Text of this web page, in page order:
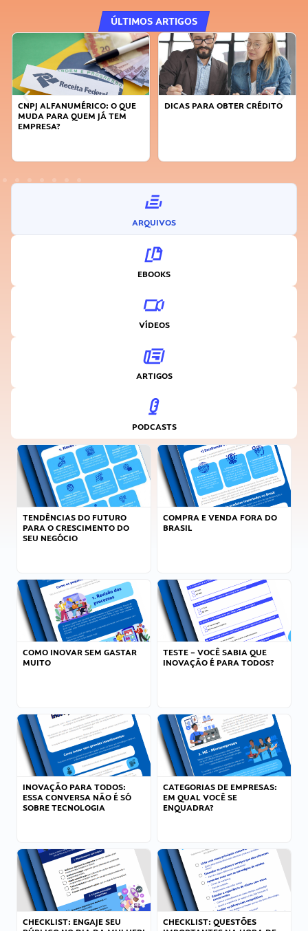
ÚLTIMOS ARTIGOS
DICAS PARA OBTER CRÉDITO
FAÇA A DIFERENÇA: SEJA
ARQUIVOS
EBOOKS
VÍDEOS
ARTIGOS
PODCASTS
TENDÊNCIAS DO FUTURO
PARA O CRESCIMENTO DO
SEU NEGÓCIO
COMPRA E VENDA FORA DO
BRASIL
COMO INOVAR SEM GASTAR
MUITO
TESTE – VOCÊ SABIA QUE
INOVAÇÃO É PARA TODOS?
INOVAÇÃO PARA TODOS:
ESSA CONVERSA NÃO É SÓ
SOBRE TECNOLOGIA
CATEGORIAS DE EMPRESAS:
EM QUAL VOCÊ SE
ENQUADRA?
CHECKLIST: ENGAJE SEU
CHECKLIST: QUESTÕES